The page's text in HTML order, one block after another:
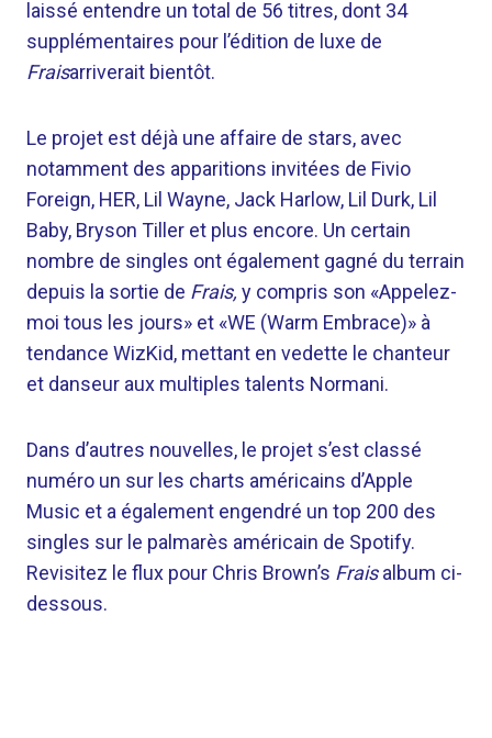
laissé entendre un total de 56 titres, dont 34
supplémentaires pour l’édition de luxe de
Fraisarriverait bientôt.
Le projet est déjà une affaire de stars, avec
notamment des apparitions invitées de Fivio
Foreign, HER, Lil Wayne, Jack Harlow, Lil Durk, Lil
Baby, Bryson Tiller et plus encore. Un certain
nombre de singles ont également gagné du terrain
depuis la sortie de Frais, y compris son «Appelez-
moi tous les jours» et «WE (Warm Embrace)» à
tendance WizKid, mettant en vedette le chanteur
et danseur aux multiples talents Normani.
Dans d’autres nouvelles, le projet s’est classé
numéro un sur les charts américains d’Apple
Music et a également engendré un top 200 des
singles sur le palmarès américain de Spotify.
Revisitez le flux pour Chris Brown’s Fraisalbum ci-
dessous.